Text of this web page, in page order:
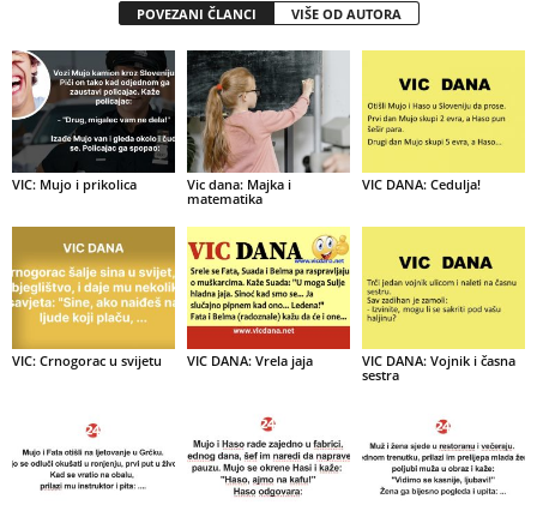
POVEZANI ČLANCI VIŠE OD AUTORA
VIC: Mujo i prikolica
Vic dana: Majka i
matematika
VIC DANA: Cedulja!
VIC: Crnogorac u svijetu VIC DANA: Vrela jaja
VIC DANA: Vojnik i časna
sestra